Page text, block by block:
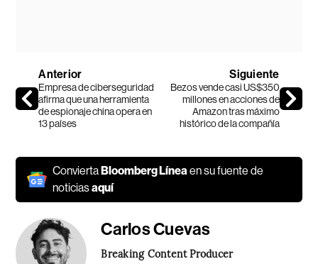
Anterior
Empresa de ciberseguridad
afirma que una herramienta
de espionaje china opera en
13 países
Siguiente
Bezos vende casi US$350
millones en acciones de
Amazon tras máximo
histórico de la compañía
ConviertaBloomberg Líneaen su fuente de
noticiasaquí
Carlos Cuevas
Breaking Content Producer